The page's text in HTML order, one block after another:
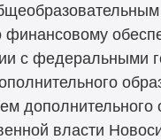
с федеральными
власти